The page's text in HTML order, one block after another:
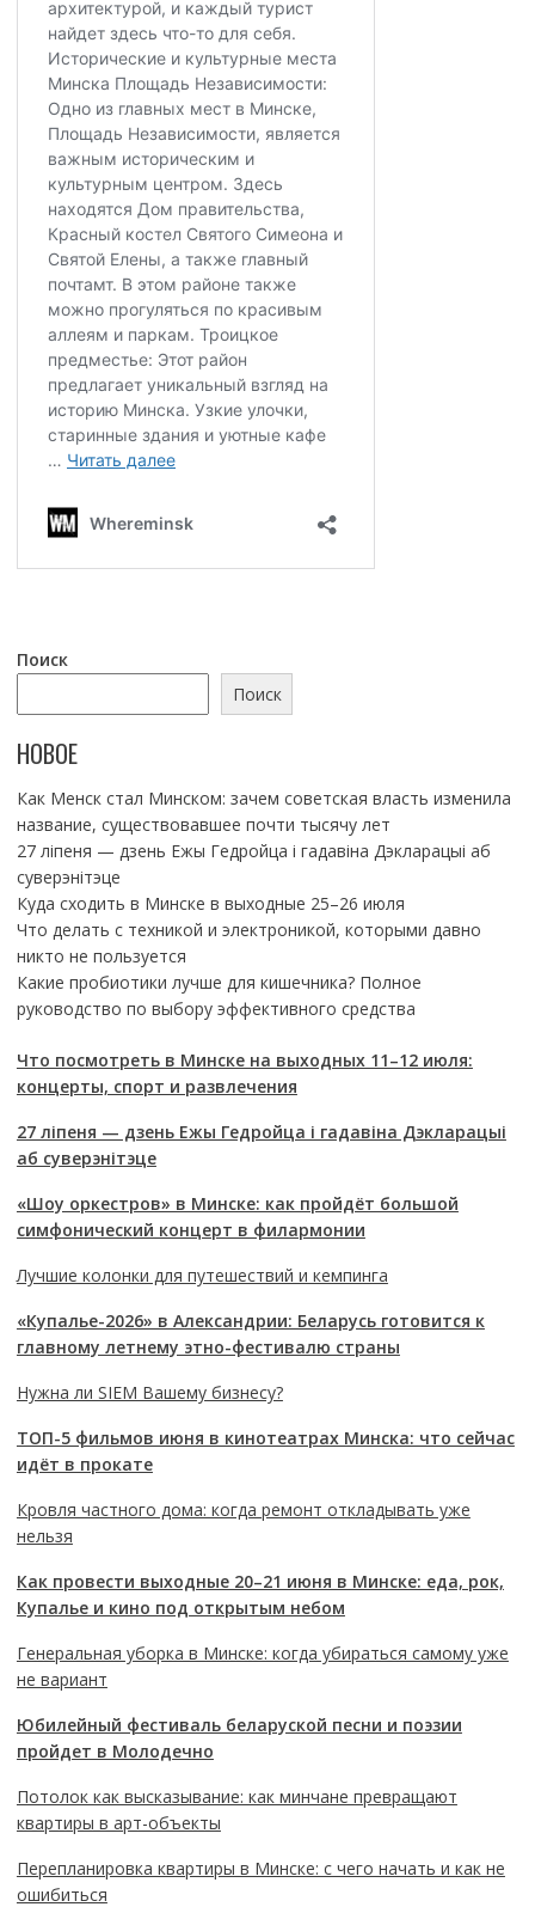
Поиск
Поиск
НОВОЕ
Как Менск стал Минском: зачем советская власть изменила
название, существовавшее почти тысячу лет
27 ліпеня — дзень Ежы Гедройца і гадавіна Дэкларацыі аб
суверэнітэце
Куда сходить в Минске в выходные 25–26 июля
Что делать с техникой и электроникой, которыми давно
никто не пользуется
Какие пробиотики лучше для кишечника? Полное
руководство по выбору эффективного средства
Что посмотреть в Минске на выходных 11–12 июля:
концерты, спорт и развлечения
27 ліпеня — дзень Ежы Гедройца і гадавіна Дэкларацыі
аб суверэнітэце
«Шоу оркестров» в Минске: как пройдёт большой
симфонический концерт в филармонии
Лучшие колонки для путешествий и кемпинга
«Купалье-2026» в Александрии: Беларусь готовится к
главному летнему этно-фестивалю страны
Нужна ли SIEM Вашему бизнесу?
ТОП-5 фильмов июня в кинотеатрах Минска: что сейчас
идёт в прокате
Кровля частного дома: когда ремонт откладывать уже
нельзя
Как провести выходные 20–21 июня в Минске: еда, рок,
Купалье и кино под открытым небом
Генеральная уборка в Минске: когда убираться самому уже
не вариант
Юбилейный фестиваль беларуской песни и поэзии
пройдет в Молодечно
Потолок как высказывание: как минчане превращают
квартиры в арт-объекты
Перепланировка квартиры в Минске: с чего начать и как не
ошибиться